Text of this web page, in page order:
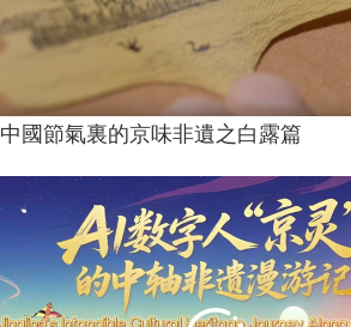
中國節氣裏的京味非遺之白露篇